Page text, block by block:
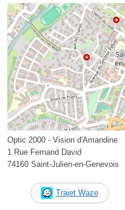
Optic 2000 - Vision d'Amandine
1 Rue Fernand David
74160 Saint-Julien-en-Genevois
Trajet Waze